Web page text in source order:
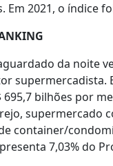
Em 2021, o índice
da noite
supermercadista.
bilhões por
supermercado
container/
7,03% do